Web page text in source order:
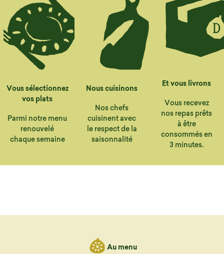
Vous sélectionnez
vos plats
Parmi notre menu
renouvelé
chaque semaine
Nous cuisinons
Nos chefs
cuisinent avec
le respect de la
saisonnalité
Et vous livrons
Vous recevez
nos repas prêts
à être
consommés en
3 minutes.
Au menu